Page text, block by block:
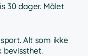
30 dager. Målet
Alt som ikke